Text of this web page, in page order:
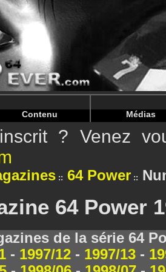
key "HTTP_REFERER" in /
key "HTTP_REFERER" in /
Contenu Médias
? Venez
64 Power
64 Power
de la série 64
- 1997/12 - 1997/13 -